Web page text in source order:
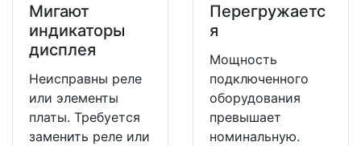
Мигают
индикаторы
дисплея
Неисправны реле
или элементы
платы. Требуется
заменить реле или
Перегружаетс
я
Мощность
подключенного
оборудования
превышает
номинальную.